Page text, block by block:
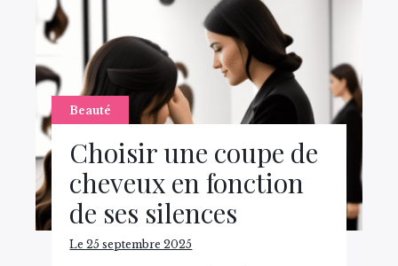
Beauté
Choisir une coupe de
cheveux en fonction
de ses silences
Le 25 septembre 2025